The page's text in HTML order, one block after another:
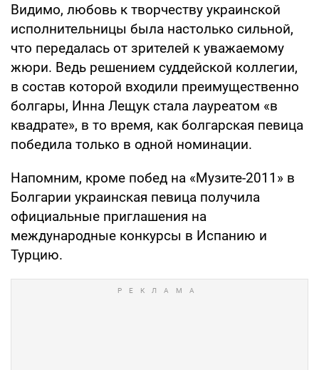
Видимо, любовь к творчеству украинской
исполнительницы была настолько сильной,
что передалась от зрителей к уважаемому
жюри. Ведь решением суддейской коллегии,
в состав которой входили преимущественно
болгары, Инна Лещук стала лауреатом «в
квадрате», в то время, как болгарская певица
победила только в одной номинации.
Напомним, кроме побед на «Музите-2011» в
Болгарии украинская певица получила
официальные приглашения на
международные конкурсы в Испанию и
Турцию.